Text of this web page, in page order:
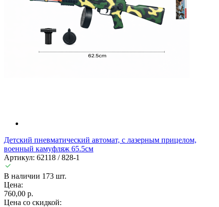
Детский пневматический автомат, с лазерным прицелом,
военный камуфляж 65.5см
Артикул: 62118 / 828-1
В наличии 173 шт.
Цена:
760,00 р.
Цена со скидкой: